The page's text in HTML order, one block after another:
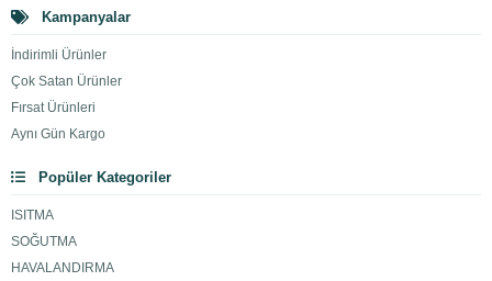
Kampanyalar
İndirimli Ürünler
Çok Satan Ürünler
Fırsat Ürünleri
Aynı Gün Kargo
Popüler Kategoriler
ISITMA
SOĞUTMA
HAVALANDIRMA